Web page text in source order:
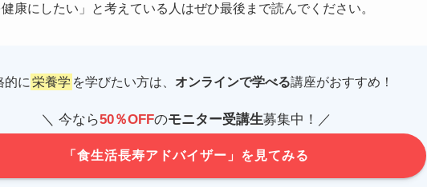
康にしたい」と考えている人はぜひ最後まで読んでください。
的に 栄養学 を学びたい方は、 オンラインで学べる講座がおすすめ！
＼ 今なら50％OFFのモニター受講生募集中！／
「食生活長寿アドバイザー」を見てみる